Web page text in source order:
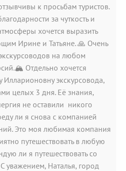
к просьбам туристов.
за чуткость и
хочется выразить
Ирине и Татьяне. 🙏 Очень
на любом
Отдельно хочется
Илларионовну экскурсовода,
целых 3 дня. Её знания,
не оставили никого
ли я снова с компанией
Это моя любимая компания
путешествовать в любую
ли я путешествовать со
уважением, Наталья, город